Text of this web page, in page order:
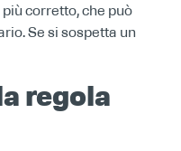
corretto, che può
Se si sospetta un
regola